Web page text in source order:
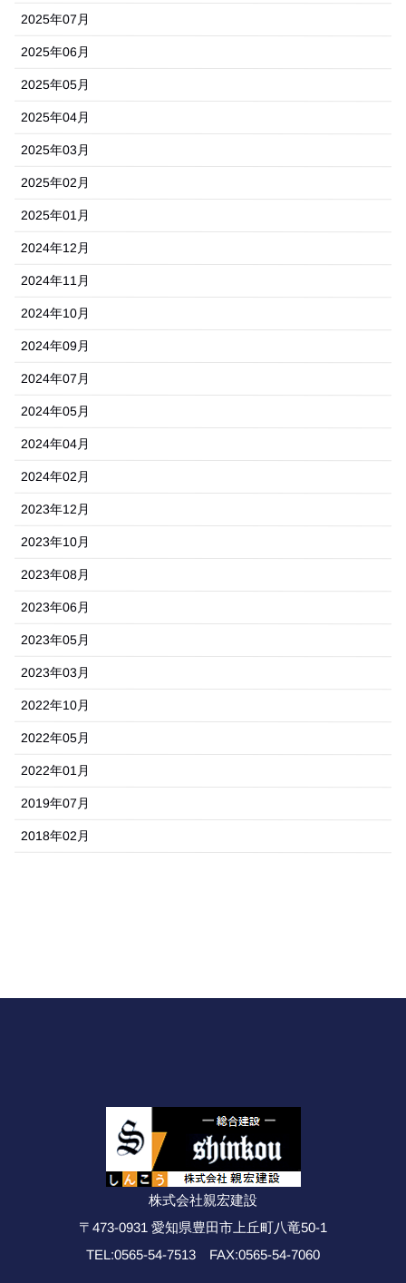
2025年07月
2025年06月
2025年05月
2025年04月
2025年03月
2025年02月
2025年01月
2024年12月
2024年11月
2024年10月
2024年09月
2024年07月
2024年05月
2024年04月
2024年02月
2023年12月
2023年10月
2023年08月
2023年06月
2023年05月
2023年03月
2022年10月
2022年05月
2022年01月
2019年07月
2018年02月
株式会社親宏建設
〒473-0931 愛知県豊田市上丘町八竜50-1
TEL:0565-54-7513 FAX:0565-54-7060